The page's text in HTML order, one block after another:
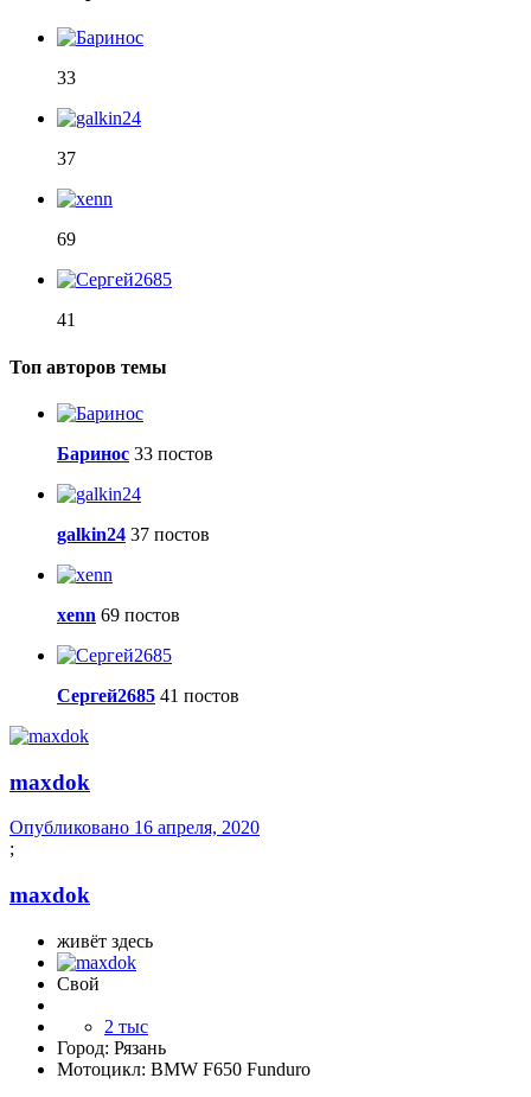
33
37
69
41
Топ авторов темы
Баринос 33 постов
galkin24 37 постов
xenn 69 постов
Сергей2685 41 постов
maxdok
Опубликовано 16 апреля, 2020
;
maxdok
живёт здесь
Свой
2 тыс
Город: Рязань
Мотоцикл: BMW F650 Funduro